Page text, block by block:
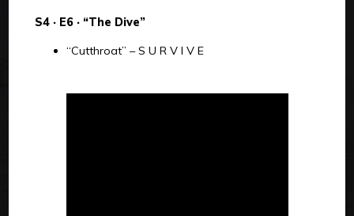
S4 · E6 · “The Dive”
“Cutthroat” – S U R V I V E